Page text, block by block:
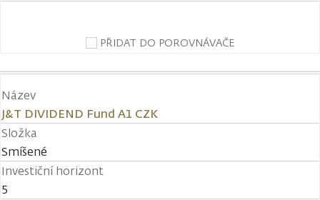
PŘIDAT DO POROVNÁVAČE
Název
J&T DIVIDEND Fund A1 CZK
Složka
Smíšené
Investiční horizont
5